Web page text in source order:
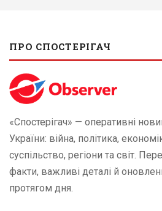
ПРО СПОСТЕРІГАЧ
«Спостерігач» — оперативні
України: війна, політика,
суспільство, регіони та світ.
факти, важливі деталі й
протягом дня.